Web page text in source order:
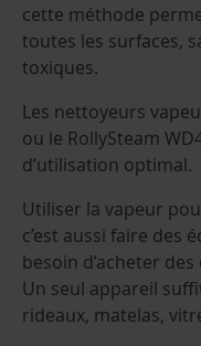
cette méthode
toutes les surfaces,
toxiques.
Les nettoyeurs
ou le RollySteam
d’utilisation optimal.
Utiliser la vapeur
c’est aussi faire des
besoin d’acheter
Un seul appareil
rideaux, matelas,